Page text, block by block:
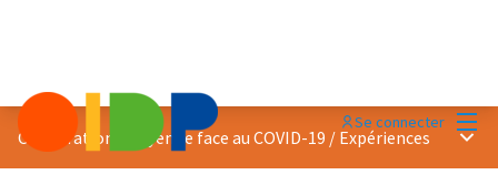
Se connecter
Coopération citoyenne face au COVID-19 / Expériences